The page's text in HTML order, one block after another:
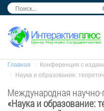
Главная
Конференция с
Наука и образование:
Международная
«Наука и образование: